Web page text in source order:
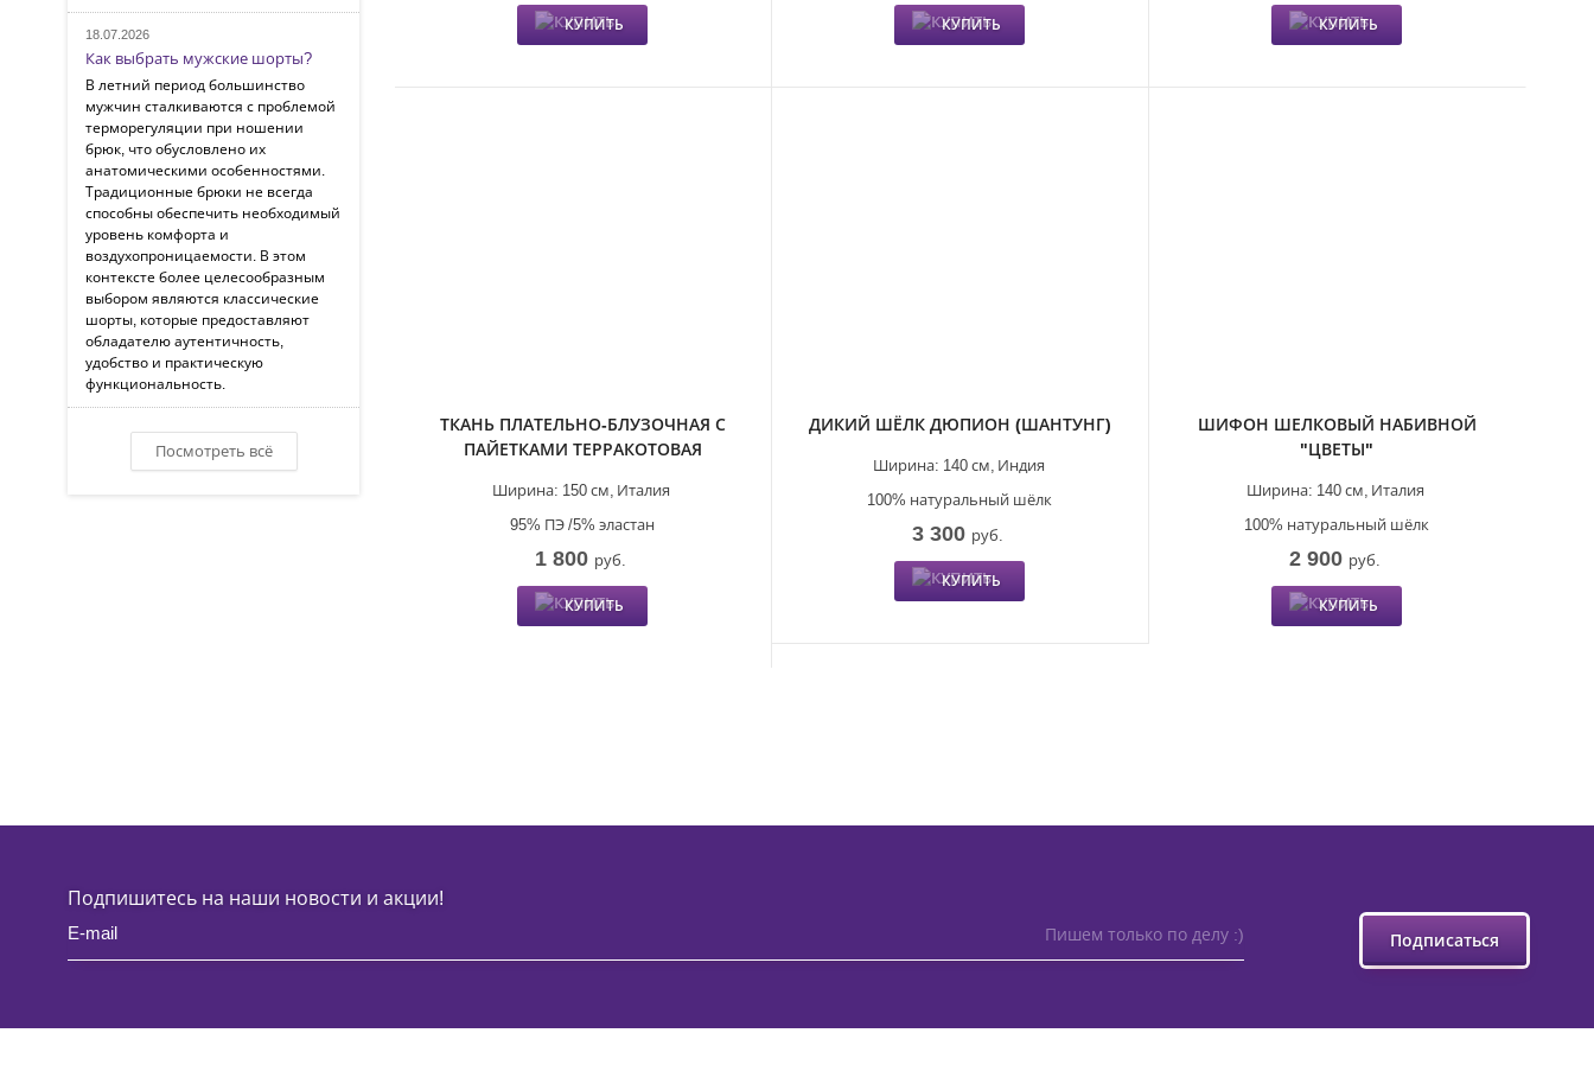
18.07.2026
Как выбрать мужские шорты?
В летний период большинство
мужчин сталкиваются с проблемой
терморегуляции при ношении
брюк, что обусловлено их
анатомическими особенностями.
Традиционные брюки не всегда
способны обеспечить необходимый
уровень комфорта и
воздухопроницаемости. В этом
контексте более целесообразным
выбором являются классические
шорты, которые предоставляют
обладателю аутентичность,
удобство и практическую
функциональность.
Посмотреть всё
КУПИТЬ КУПИТЬ КУПИТЬ
ТКАНЬ ПЛАТЕЛЬНО-БЛУЗОЧНАЯ С
ПАЙЕТКАМИ ТЕРРАКОТОВАЯ
Италия
Ширина: 150 см,
95% ПЭ /5% эластан
1 800 руб.
КУПИТЬ
ДИКИЙ ШЁЛК ДЮПИОН (ШАНТУНГ)
Индия
Ширина: 140 см,
100% натуральный шёлк
3 300 руб.
КУПИТЬ
ШИФОН ШЕЛКОВЫЙ НАБИВНОЙ
"ЦВЕТЫ"
Италия
Ширина: 140 см,
100% натуральный шёлк
2 900 руб.
КУПИТЬ
Подпишитесь на наши новости и акции!
Пишем только по делу :) Подписаться